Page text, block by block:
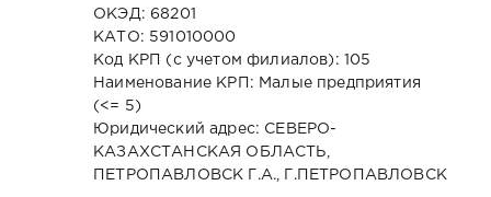
ОКЭД: 68201
КАТО: 591010000
Код КРП (с учетом филиалов): 105
Наименование КРП: Малые предприятия
(<= 5)
Юридический адрес: СЕВЕРО-
КАЗАХСТАНСКАЯ ОБЛАСТЬ,
ПЕТРОПАВЛОВСК Г.А., Г.ПЕТРОПАВЛОВСК